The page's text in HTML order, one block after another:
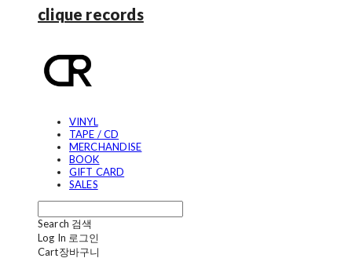
clique records
VINYL
TAPE / CD
MERCHANDISE
BOOK
GIFT CARD
SALES
Search 검색
Log In 로그인
Cart장바구니